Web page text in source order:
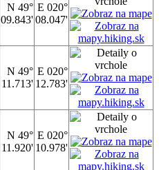
N 49°
09.843'
E 020°
08.047'
N 49°
11.713'
E 020°
12.783'
N 49°
11.920'
E 020°
10.978'